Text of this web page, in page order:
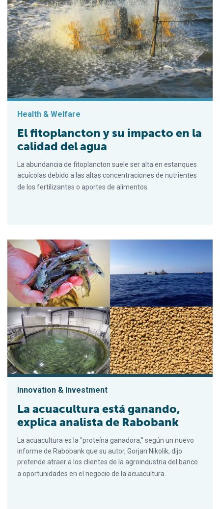
Health & Welfare
El fitoplancton y su impacto en la
calidad del agua
La abundancia de fitoplancton suele ser alta en estanques
acuícolas debido a las altas concentraciones de nutrientes
de los fertilizantes o aportes de alimentos.
Innovation & Investment
La acuacultura está ganando,
explica analista de Rabobank
La acuacultura es la "proteína ganadora," según un nuevo
informe de Rabobank que su autor, Gorjan Nikolik, dijo
pretende atraer a los clientes de la agroindustria del banco
a oportunidades en el negocio de la acuacultura.